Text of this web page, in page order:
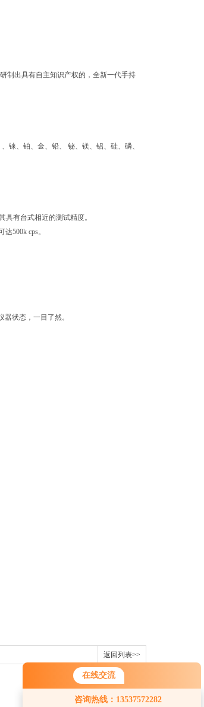
在线交流
咨询热线：13537572282
您好！欢迎前来咨询，很高兴为您
服务，请问您要咨询什么问题呢？
制出具有自主知识产权的，全新一代手持
铼、铂、金、铅、 铋、镁、铝、硅、磷、
有台式相近的测试精度。
500k cps。
状态，一目了然。
返回列表>>